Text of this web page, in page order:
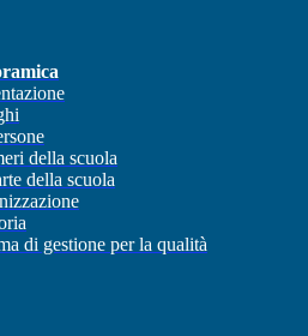
della scuola
della scuola
di gestione per la qualità